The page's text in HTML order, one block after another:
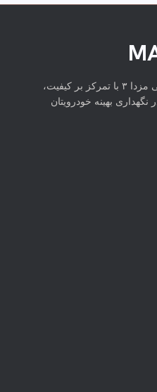
تامین‌کننده تخصصی قطعات یدکی مزدا ۳ با تمرکز بر کیفیت،
بهینه خودرویتان